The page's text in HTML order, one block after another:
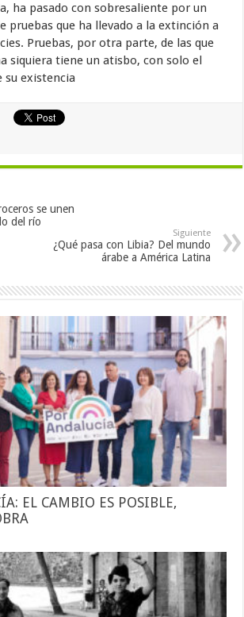
ha pasado con sobresaliente por un
pruebas que ha llevado a la extinción a
Pruebas, por otra parte, de las que
siquiera tiene un atisbo, con solo el
su existencia
se unen
del río
Siguiente
¿Qué pasa con Libia? Del mundo
árabe a América Latina
EL CAMBIO ES POSIBLE,